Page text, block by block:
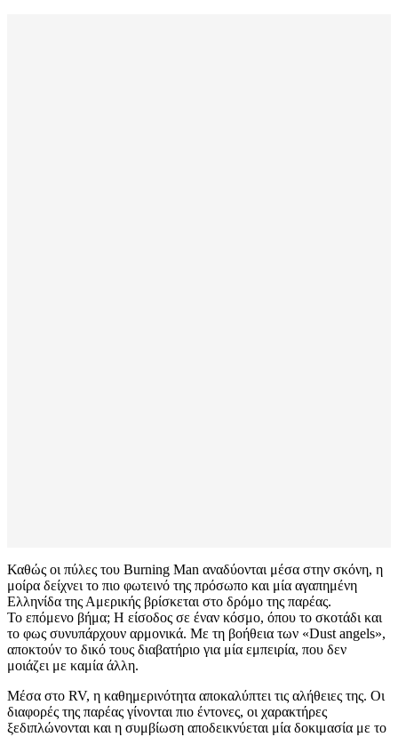
Καθώς οι πύλες του Burning Man αναδύονται μέσα στην σκόνη, η
μοίρα δείχνει το πιο φωτεινό της πρόσωπο και μία αγαπημένη
Ελληνίδα της Αμερικής βρίσκεται στο δρόμο της παρέας.
Το επόμενο βήμα; Η είσοδος σε έναν κόσμο, όπου το σκοτάδι και
το φως συνυπάρχουν αρμονικά. Με τη βοήθεια των «Dust angels»,
αποκτούν το δικό τους διαβατήριο για μία εμπειρία, που δεν
μοιάζει με καμία άλλη.
Μέσα στο RV, η καθημερινότητα αποκαλύπτει τις αλήθειες της. Οι
διαφορές της παρέας γίνονται πιο έντονες, οι χαρακτήρες
ξεδιπλώνονται και η συμβίωση αποδεικνύεται μία δοκιμασία με το